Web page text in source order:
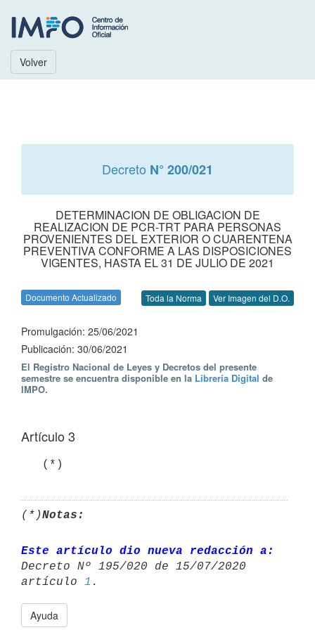
Volver
Decreto N° 200/021
DETERMINACION DE OBLIGACION DE
REALIZACION DE PCR-TRT PARA PERSONAS
PROVENIENTES DEL EXTERIOR O CUARENTENA
PREVENTIVA CONFORME A LAS DISPOSICIONES
VIGENTES, HASTA EL 31 DE JULIO DE 2021
Documento Actualizado Toda la Norma Ver Imagen del D.O.
Promulgación: 25/06/2021
Publicación: 30/06/2021
El Registro Nacional de Leyes y Decretos del presente
semestre se encuentra disponible en la Librería Digital de
IMPO.
Artículo 3
   (*)
(*)Notas:
Este artículo dio nueva redacción a:
Decreto Nº 195/020 de 15/07/2020
artículo 1
Ayuda